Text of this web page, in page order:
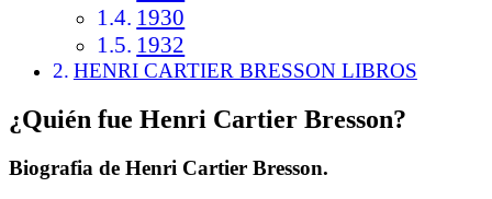
1930
1932
HENRI CARTIER BRESSON LIBROS
¿Quién fue Henri Cartier Bresson?
Biografia de Henri Cartier Bresson.